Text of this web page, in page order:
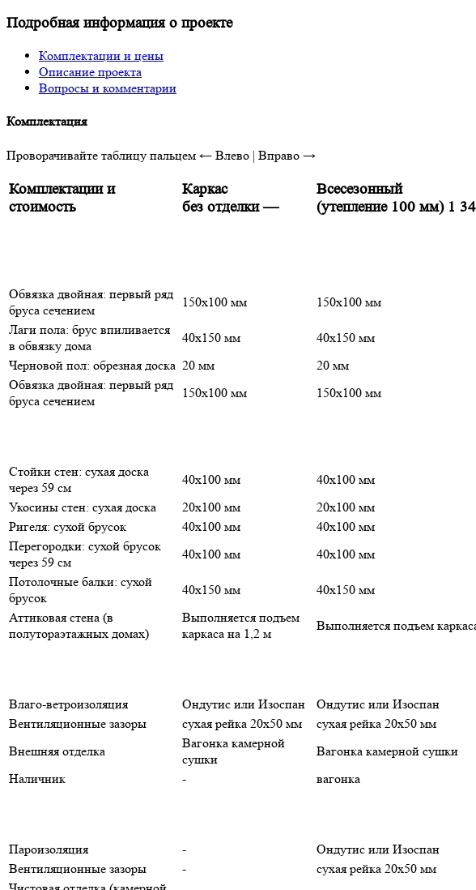
Подробная информация о проекте
Комплектации и цены
Описание проекта
Вопросы и комментарии
Комплектация
Проворачивайте таблицу пальцем ← Влево | Вправо →
Комплектации и
стоимость
Каркас
без отделки—
Всесезонный
(утепление 100 мм) 1
Обвязка двойная: первый ряд
бруса сечением
150х100 мм 150х100 мм
Лаги пола: брус впиливается
в обвязку дома
40х150 мм 40х150 мм
Черновой пол: обрезная доска 20 мм 20 мм
Обвязка двойная: первый ряд
бруса сечением
150х100 мм 150х100 мм
Стойки стен: сухая доска
через 59 см
40х100 мм 40х100 мм
Укосины стен: сухая доска
20х100 мм 20х100 мм
Ригеля: сухой брусок
40х100 мм 40х100 мм
Перегородки: сухой брусок
через 59 см
40х100 мм 40х100 мм
Потолочные балки: сухой
брусок
40х150 мм 40х150 мм
Аттиковая стена (в
полутораэтажных домах)
Выполняется подъем
каркаса на 1,2 м
Выполняется подъем
Влаго-ветроизоляция Ондутис или Изоспан Ондутис или Изоспан
Вентиляционные зазоры
сухая рейка 20х50 мм сухая рейка 20х50 мм
Внешняя отделка
Вагонка камерной
сушки
Вагонка камерной сушки
Наличник
- вагонка
Пароизоляция - Ондутис или Изоспан
Вентиляционные зазоры
- сухая рейка 20х50 мм